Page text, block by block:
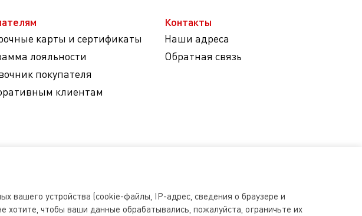
карты и сертификаты
лояльности
покупателя
клиентам
Контакты
Наши адреса
Обратная связь
вашего устройства (cookie-файлы, IP-адрес, сведения о браузере и
хотите, чтобы ваши данные обрабатывались, пожалуйста, ограничьте их